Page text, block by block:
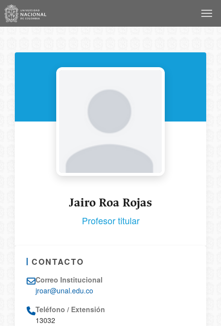
Saltar
contenido
Jairo Roa Rojas
Profesor titular
CONTACTO
Correo Institucional
jroar@unal.edu.co
Teléfono / Extensión
13032